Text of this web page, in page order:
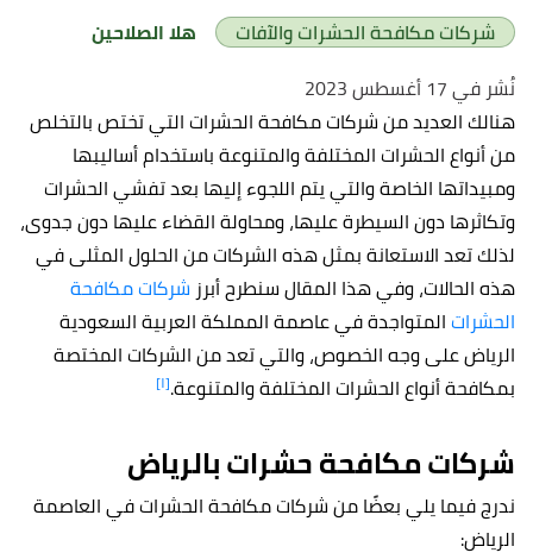
شركات مكافحة الحشرات والآفات
هلا الصلاحين
نُشر في 17 أغسطس 2023
هنالك العديد من شركات مكافحة الحشرات التي تختص بالتخلص
من أنواع الحشرات المختلفة والمتنوعة باستخدام أساليبها
ومبيداتها الخاصة والتي يتم اللجوء إليها بعد تفشي الحشرات
وتكاثرها دون السيطرة عليها، ومحاولة القضاء عليها دون جدوى،
لذلك تعد الاستعانة بمثل هذه الشركات من الحلول المثلى في
هذه الحالات، وفي هذا المقال سنطرح أبرز شركات مكافحة
الحشراتالمتواجدة في عاصمة المملكة العربية السعودية
الرياض على وجه الخصوص، والتي تعد من الشركات المختصة
بمكافحة أنواع الحشرات المختلفة والمتنوعة.[١]
شركات مكافحة حشرات بالرياض
ندرج فيما يلي بعضًا من شركات مكافحة الحشرات في العاصمة
الرياض: